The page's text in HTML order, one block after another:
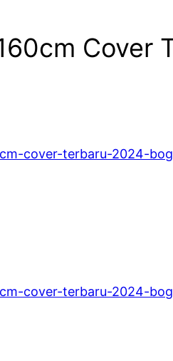
Cover
cover-terbaru-2024-
cover-terbaru-2024-